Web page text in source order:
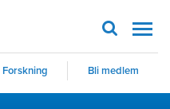
Forskning Bli medlem